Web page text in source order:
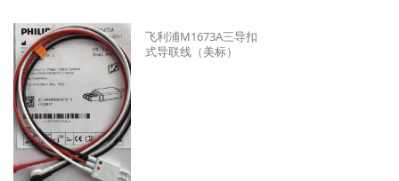
飞利浦M1673A三导扣
式导联线（美标）